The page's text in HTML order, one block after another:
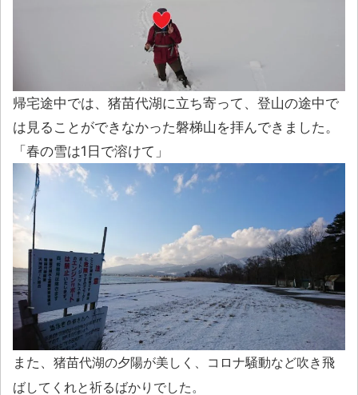
帰宅途中では、猪苗代湖に立ち寄って、登山の途中で
は見ることができなかった磐梯山を拝んできました。
「春の雪は1日で溶けて」
また、 猪苗代湖の夕陽が美しく、コロナ騒動など吹き飛
ばしてくれと祈るばかりでした。